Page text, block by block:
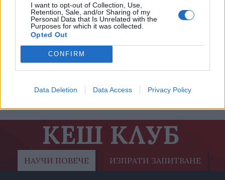
I want to opt-out of Collection, Use,
Retention, Sale, and/or Sharing of my
Personal Data that Is Unrelated with the
Purposes for which it was collected.
Opted Out
CONFIRM
Data Deletion Data Access Privacy Policy
Електронните рецепти, създадени
през централизираната система, са
над 500 хил.
18.05.2021 / 09:00
КЕШ КЛУБ
НАУЧИ ПОВЕЧЕ ИЗПРАТИ ЗАПИТВАНЕ